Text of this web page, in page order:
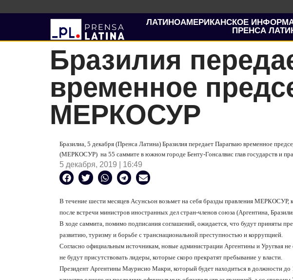
ЛАТИНОАМЕРИКАНСКОЕ
ПРЕНСА
Бразилия
временное
МЕРКОСУР
Бразилиа, 5 декабря (Пренса Латина) Бразилия передает Парагваю временное
(МЕРКОСУР) на 55 саммите в южном городе Бенту-Гонсалвис глав государств и
5 декабря, 2019 | 16:49
В течение шести месяцев Асунсьон возьмет на себя бразды правления
после встречи министров иностранных дел стран-членов союза (Аргентина,
В ходе саммита, помимо подписания соглашений, ожидается, что будут приняты
развитию, туризму и борьбе с транснациональной преступностью и коррупцией.
Согласно официальным источникам, новые администрации Аргентины и Уругвая не
не будут присутствовать лидеры, которые скоро прекратят пребывание у власти.
Президент Аргентины Маурисио Макри, который будет находиться в должности до